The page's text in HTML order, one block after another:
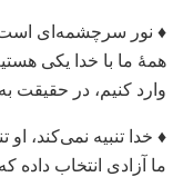
♦ نور سرچشمه‌ای است
همۀ ما با خدا یکی
وارد کنیم، در حقیقت
♦ خدا تنبیه نمی‌کند،
ما آزادی انتخاب داده